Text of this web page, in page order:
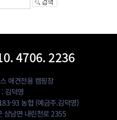
4706. 2236
애견전용 캠핑장
김덕영
93 농협 (예금주.김덕영)
상남면 내린천로 2355